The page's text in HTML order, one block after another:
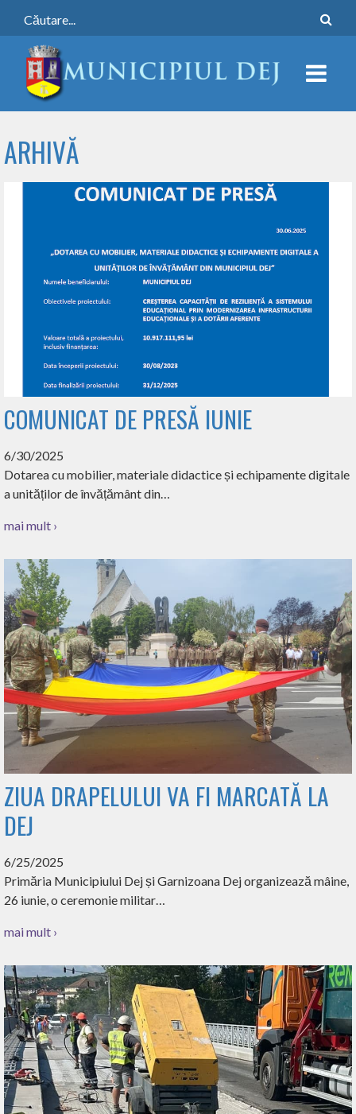
ARHIVĂ
COMUNICAT DE PRESĂ IUNIE
6/30/2025
Dotarea cu mobilier, materiale didactice și echipamente digitale
a unităților de învățământ din…
mai mult ›
ZIUA DRAPELULUI VA FI MARCATĂ LA
DEJ
6/25/2025
Primăria Municipiului Dej și Garnizoana Dej organizează mâine,
26 iunie, o ceremonie militar…
mai mult ›